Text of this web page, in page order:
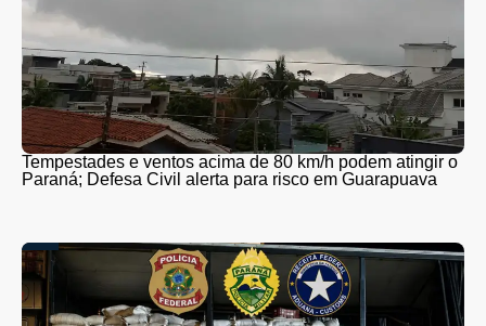
Tempestades e ventos acima de 80 km/h podem atingir o
Paraná; Defesa Civil alerta para risco em Guarapuava